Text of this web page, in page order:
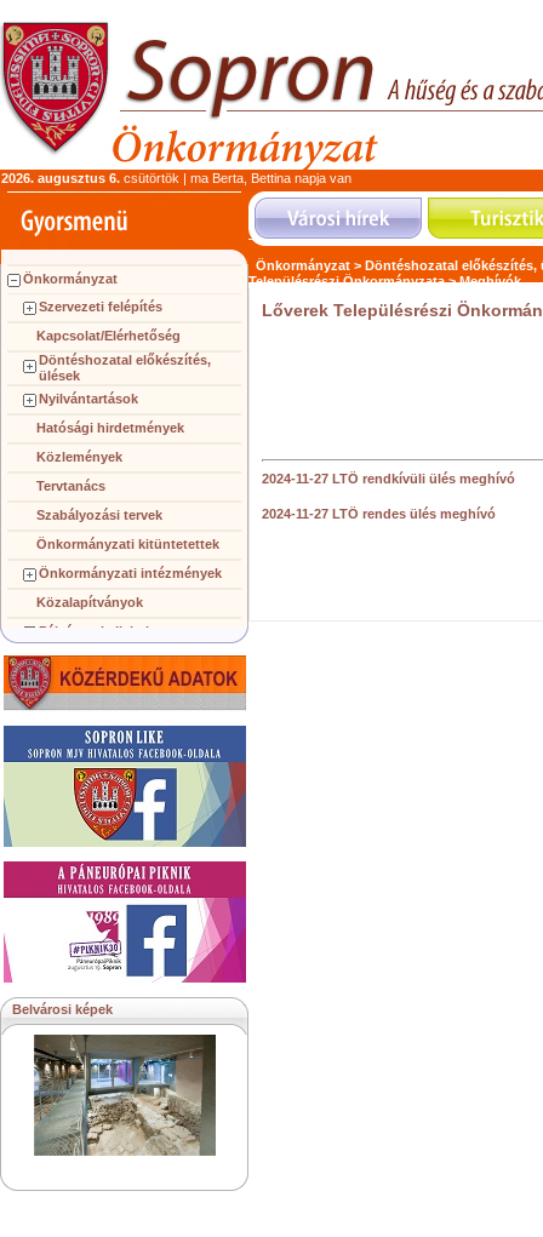
2026. augusztus 6. csütörtök | ma Berta, Bettina napja van
Önkormányzat
Szervezeti felépítés
Kapcsolat/Elérhetőség
Döntéshozatal előkészítés,
ülések
Nyilvántartások
Hatósági hirdetmények
Közlemények
Tervtanács
Szabályozási tervek
Önkormányzati kitüntetettek
Önkormányzati intézmények
Közalapítványok
Pályázatok, licitek
Koncepciók, tervezetek
Településképi követelmények
Közérdekű információk
Testvérvárosok
Belvárosi képek
Önkormányzat > Döntéshozatal előkészítés,
Településrészi Önkormányzata >Meghívók
Lőverek Településrészi
2024-11-27 LTÖ rendkívüli ülés meghívó
2024-11-27 LTÖ rendes ülés meghívó